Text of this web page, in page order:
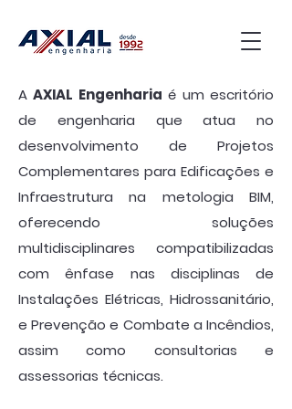
AAXIAL Engenharia é um escritório
de engenharia que atua no
desenvolvimento de Projetos
Complementares para Edificações e
Infraestrutura na metologia BIM,
oferecendo soluções
multidisciplinares compatibilizadas
com ênfase nas disciplinas de
Instalações Elétricas, Hidrossanitário,
e Prevenção e Combate a Incêndios,
assim como consultorias e
assessorias técnicas.